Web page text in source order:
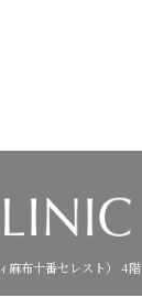
麻布十番セレスト） 4階